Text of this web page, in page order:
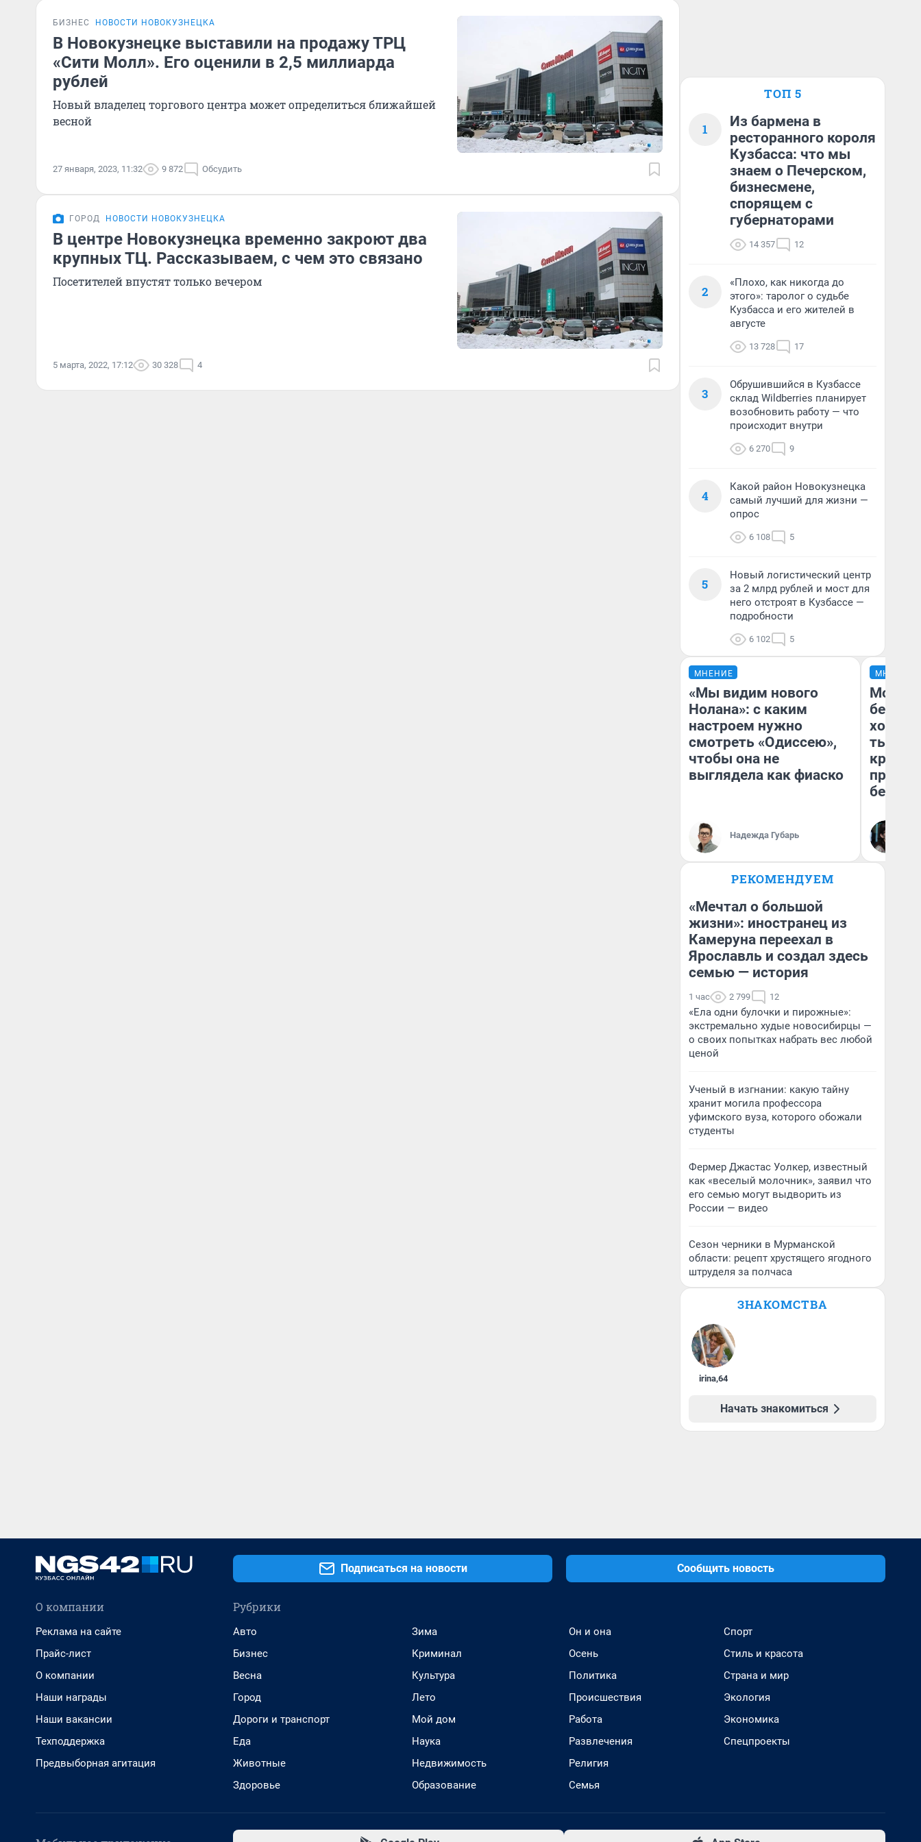
БИЗНЕС НОВОСТИ НОВОКУЗНЕЦКА
В Новокузнецке выставили на продажу ТРЦ
«Сити Молл». Его оценили в 2,5 миллиарда
рублей
Новый владелец торгового центра может определиться ближайшей
весной
27 января, 2023, 11:32 9 872 Обсудить
ГОРОД НОВОСТИ НОВОКУЗНЕЦКА
В центре Новокузнецка временно закроют два
крупных ТЦ. Рассказываем, с чем это связано
Посетителей впустят только вечером
5 марта, 2022, 17:12 30 328 4
ТОП 5
1
Из бармена в
ресторанного короля
Кузбасса: что мы
знаем о Печерском,
бизнесмене,
спорящем с
губернаторами
14 357 12
2
«Плохо, как никогда до
этого»: таролог о судьбе
Кузбасса и его жителей в
августе
13 728 17
3
Обрушившийся в Кузбассе
склад Wildberries планирует
возобновить работу — что
происходит внутри
6 270 9
4
Какой район Новокузнецка
самый лучший для жизни —
опрос
6 108 5
5
Новый логистический центр
за 2 млрд рублей и мост для
него отстроят в Кузбассе —
подробности
6 102 5
МНЕНИЕ
«Мы видим нового
Нолана»: с каким
настроем нужно
смотреть «Одиссею»,
чтобы она не
выглядела как фиаско
Надежда Губарь
МНЕНИЕ
Мой
хотела
тысяч,
РЕКОМЕНДУЕМ
«Мечтал о большой
жизни»: иностранец из
Камеруна переехал в
Ярославль и создал здесь
семью — история
1 час 2 799 12
«Ела одни булочки и пирожные»:
экстремально худые новосибирцы —
о своих попытках набрать вес любой
ценой
Ученый в изгнании: какую тайну
хранит могила профессора
уфимского вуза, которого обожали
студенты
Фермер Джастас Уолкер, известный
как «веселый молочник», заявил что
его семью могут выдворить из
России — видео
Сезон черники в Мурманской
области: рецепт хрустящего ягодного
штруделя за полчаса
ЗНАКОМСТВА
irina,64
Начать знакомиться
Подписаться на новости Сообщить новость
О компании
Реклама на сайте
Прайс-лист
О компании
Наши награды
Наши вакансии
Техподдержка
Предвыборная агитация
Рубрики
Авто
Бизнес
Весна
Город
Дороги и транспорт
Еда
Животные
Здоровье
Зима
Криминал
Культура
Лето
Мой дом
Наука
Недвижимость
Образование
Он и она
Осень
Политика
Происшествия
Работа
Развлечения
Религия
Семья
Спорт
Стиль и красота
Страна и мир
Экология
Экономика
Спецпроекты